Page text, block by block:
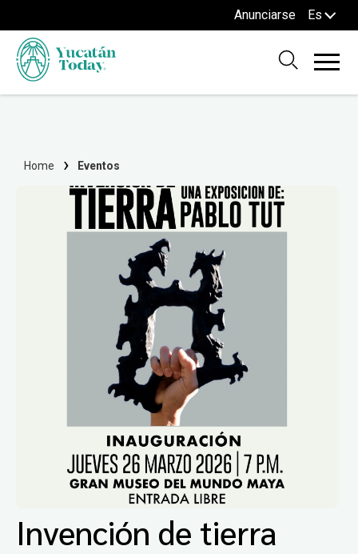
Anunciarse Es
Home Eventos
Invención de tierra